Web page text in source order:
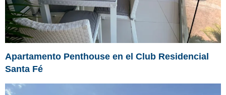
Apartamento Penthouse en el Club Residencial
Santa Fé